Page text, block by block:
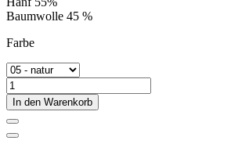
Baumwolle 45 %
Farbe
In den Warenkorb